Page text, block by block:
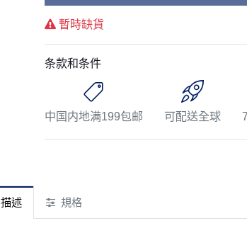
暫時缺貨
条款和条件
中国内地满199包邮 可配送全球
描述 規格